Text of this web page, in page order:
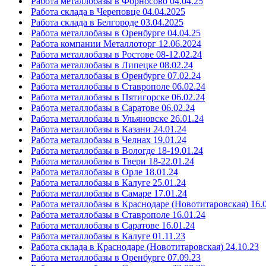
Работа склада в Череповце 04.04.2025
Работа склада в Белгороде 03.04.2025
Работа металлобазы в Оренбурге 04.04.25
Работа компании Металлоторг 12.06.2024
Работа металлобазы в Ростове 08-12.02.24
Работа металлобазы в Липецке 08.02.24
Работа металлобазы в Оренбурге 07.02.24
Работа металлобазы в Ставрополе 06.02.24
Работа металлобазы в Пятигорске 06.02.24
Работа металлобазы в Саратове 06.02.24
Работа металлобазы в Ульяновске 26.01.24
Работа металлобазы в Казани 24.01.24
Работа металлобазы в Челнах 19.01.24
Работа металлобазы в Вологде 18-19.01.24
Работа металлобазы в Твери 18-22.01.24
Работа металлобазы в Орле 18.01.24
Работа металлобазы в Калуге 25.01.24
Работа металлобазы в Самаре 17.01.24
Работа металлобазы в Краснодаре (Новотитаровская)
Работа металлобазы в Ставрополе 16.01.24
Работа металлобазы в Саратове 16.01.24
Работа металлобазы в Калуге 01.11.23
Работа склада в Краснодаре (Новотитаровская) 24.10.23
Работа металлобазы в Оренбурге 07.09.23